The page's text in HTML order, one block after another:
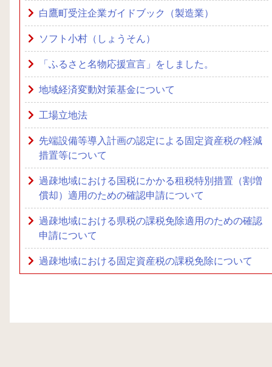
白鷹町受注企業ガイドブック（製造業）
ソフト小村（しょうそん）
「ふるさと名物応援宣言」をしました。
地域経済変動対策基金について
工場立地法
先端設備等導入計画の認定による固定資産税の軽減
措置等について
過疎地域における国税にかかる租税特別措置（割増
償却）適用のための確認申請について
過疎地域における県税の課税免除適用のための確認
申請について
過疎地域における固定資産税の課税免除について